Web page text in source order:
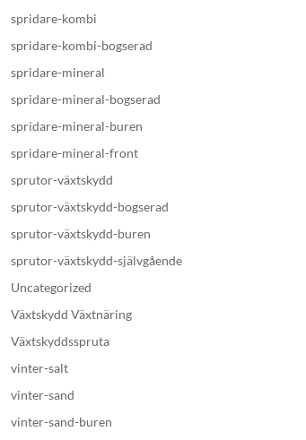
spridare-kombi
spridare-kombi-bogserad
spridare-mineral
spridare-mineral-bogserad
spridare-mineral-buren
spridare-mineral-front
sprutor-växtskydd
sprutor-växtskydd-bogserad
sprutor-växtskydd-buren
sprutor-växtskydd-självgående
Uncategorized
Växtskydd Växtnäring
Växtskyddsspruta
vinter-salt
vinter-sand
vinter-sand-buren